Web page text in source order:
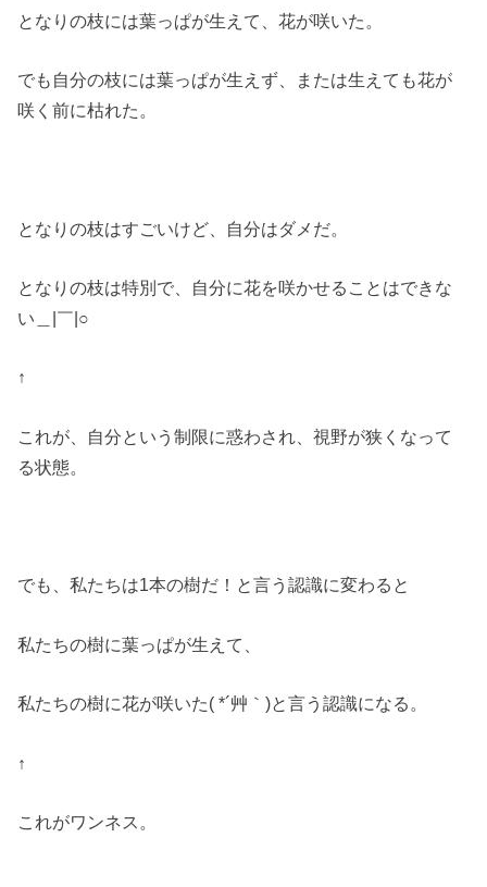
となりの枝には葉っぱが生えて、花が咲いた。
でも自分の枝には葉っぱが生えず、または生えても花が
咲く前に枯れた。
となりの枝はすごいけど、自分はダメだ。
となりの枝は特別で、自分に花を咲かせることはできな
い＿|￣|○
↑
これが、自分という制限に惑わされ、視野が狭くなって
る状態。
でも、私たちは1本の樹だ！と言う認識に変わると
私たちの樹に葉っぱが生えて、
私たちの樹に花が咲いた( *´艸｀)と言う認識になる。
↑
これがワンネス。